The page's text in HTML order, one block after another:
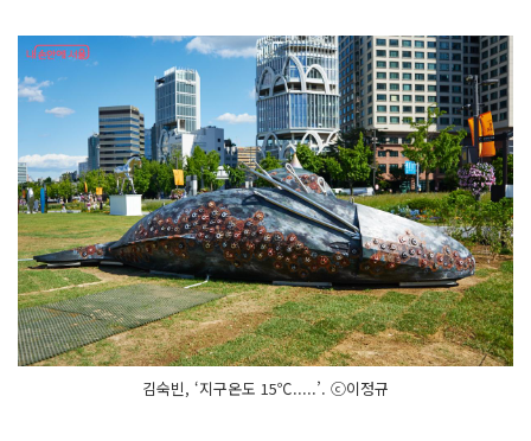
김숙빈, ‘지구온도 15℃.....’. ⓒ이정규